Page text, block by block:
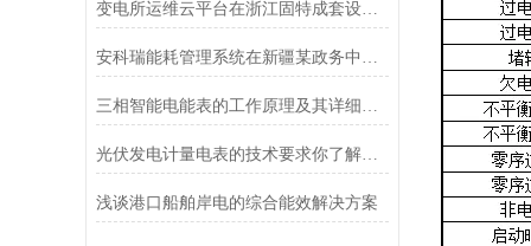
变电所运维云平台在浙江固特成套设备有限公司的应用
安科瑞能耗管理系统在新疆某政务中心项目的研究与应用
三相智能电能表的工作原理及其详细的安装步骤，本文为您介绍
光伏发电计量电表的技术要求你了解多少？
浅谈港口船舶岸电的综合能效解决方案